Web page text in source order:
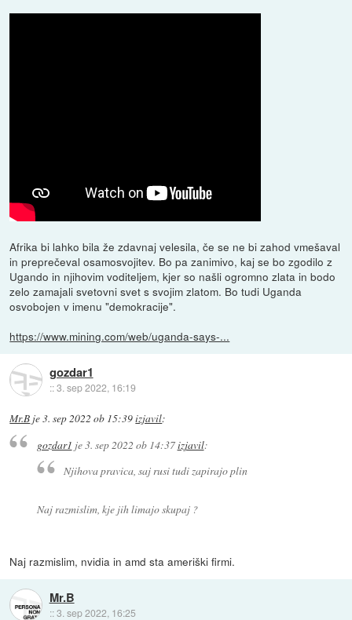
Afrika bi lahko bila že zdavnaj velesila, če se ne bi zahod vmešaval
in preprečeval osamosvojitev. Bo pa zanimivo, kaj se bo zgodilo z
Ugando in njihovim voditeljem, kjer so našli ogromno zlata in bodo
zelo zamajali svetovni svet s svojim zlatom. Bo tudi Uganda
osvobojen v imenu "demokracije".
https://www.mining.com/web/uganda-says-...
gozdar1
::3. sep 2022, 16:19
Mr.B je3. sep 2022 ob 15:39izjavil:
gozdar1 je3. sep 2022 ob 14:37izjavil:
Njihova pravica, saj rusi tudi zapirajo plin
Naj razmislim, kje jih limajo skupaj ?
Naj razmislim, nvidia in amd sta ameriški firmi.
Mr.B
::3. sep 2022, 16:25